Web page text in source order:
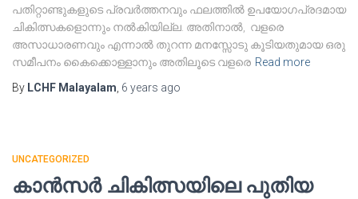
പതിറ്റാണ്ടുകളുടെ പ്രവർത്തനവും ഫലത്തിൽ ഉപയോഗപ്രദമായ
ചികിത്സകളൊന്നും നൽകിയില്ല. അതിനാൽ, വളരെ
അസാധാരണവും എന്നാൽ തുറന്ന മനസ്സോടു കൂടിയതുമായ ഒരു
സമീപനം കൈക്കൊള്ളാനും അതിലൂടെ വളരെ Read more
By LCHF Malayalam 6 years ago
UNCATEGORIZED
കാൻസർ ചികിത്സയിലെ പുതിയ